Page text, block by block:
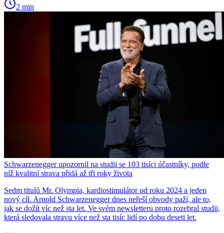
2 min
Schwarzenegger upozornil na studii se 103 tisíci účastníky, podle
níž kvalitní strava přidá až tři roky života
Sedm titulů Mr. Olympia, kardiostimulátor od roku 2024 a jeden
nový cíl. Arnold Schwarzenegger dnes neřeší obvody paží, ale to,
jak se dožít víc než sta let. Ve svém newsletteru proto rozebral studii,
která sledovala stravu více než sta tisíc lidí po dobu deseti let.